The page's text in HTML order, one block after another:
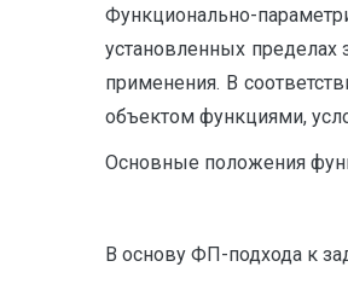
Функционально-
ус­тановленных
примене­ния. В
объектом функ­циями,
Основные положения
В основу ФП-подхода к